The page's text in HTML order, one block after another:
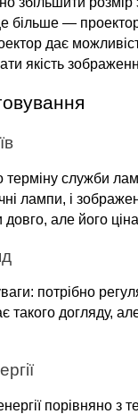
більше —
дає
якість
служби
лампи, і
довго, але його
потрібно
такого догляду,
порівняно з